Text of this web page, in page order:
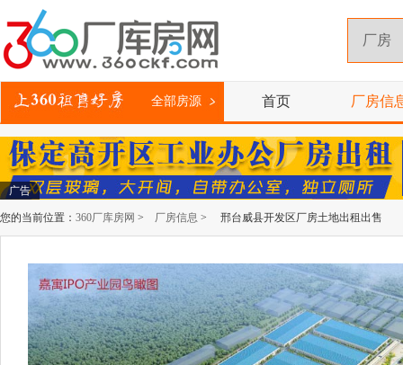
全部房源 首页 厂房信
广告
您的当前位置： 360厂库房网 > 厂房信息 > 邢台威县开发区厂房土地出租出售